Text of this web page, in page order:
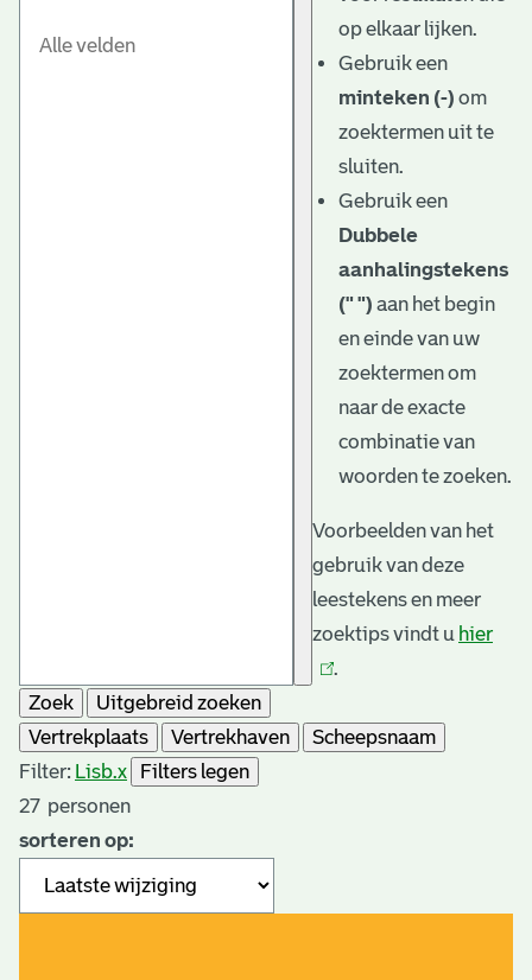
op elkaar lijken.
Gebruik een
minteken (-) om
zoektermen uit te
sluiten.
Gebruik een
Dubbele
aanhalingstekens
(" ") aan het begin
en einde van uw
zoektermen om
naar de exacte
combinatie van
woorden te zoeken.
Voorbeelden van het
gebruik van deze
leestekens en meer
zoektips vindt u hier
.
Zoek
Uitgebreid zoeken
Vertrekplaats
Vertrekhaven
Scheepsnaam
Filter: Lisb.x
Filters legen
27 personen
sorteren op: